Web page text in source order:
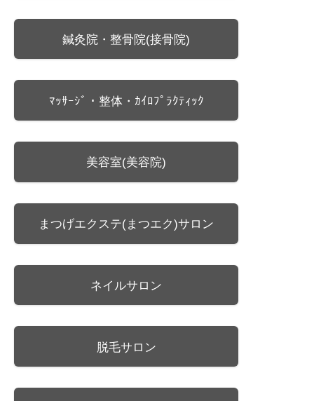
鍼灸院・整骨院(接骨院)
ﾏｯｻｰｼﾞ・整体・ｶｲﾛﾌﾟﾗｸﾃｨｯｸ
美容室(美容院)
まつげエクステ(まつエク)サロン
ネイルサロン
脱毛サロン